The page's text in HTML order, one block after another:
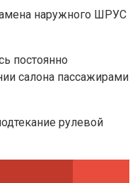
наружного ШРУС
постоянно
салона пассажирами
рулевой